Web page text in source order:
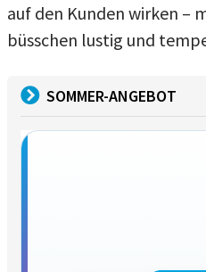
auf den Kunden wirken –
büsschen lustig und
SOMMER-ANGEBOT